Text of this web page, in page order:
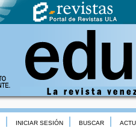
INICIAR SESIÓN BUSCAR